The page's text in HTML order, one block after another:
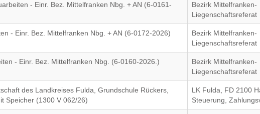
- Einr. Bez. Mittelfranken Nbg. + AN (6-0161-
Bezirk Mittelfranken-
Liegenschaftsreferat
- Einr. Bez. Mittelfranken Nbg. + AN (6-0172-2026)
Bezirk Mittelfranken-
Liegenschaftsreferat
- Einr. Bez. Mittelfranken Nbg. (6-0160-2026.)
Bezirk Mittelfranken-
Liegenschaftsreferat
des Landkreises Fulda, Grundschule Rückers,
Speicher (1300 V 062/26)
LK Fulda, FD 2100
Steuerung,